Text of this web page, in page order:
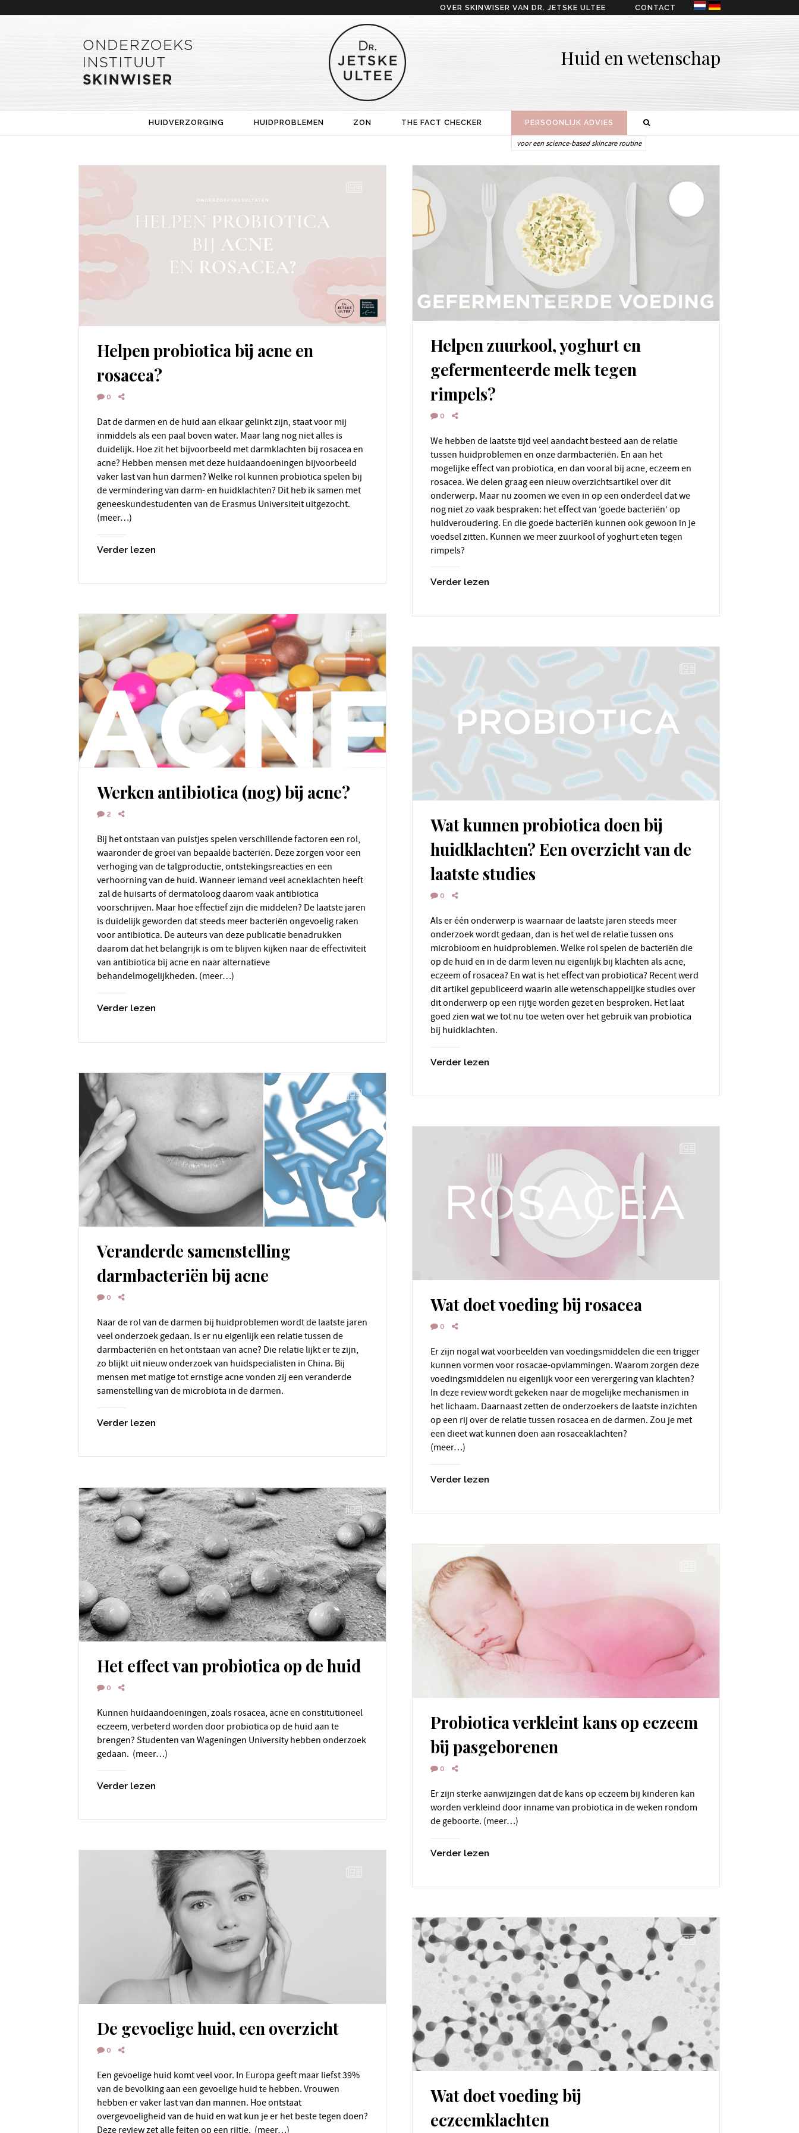
OVER SKINWISER VAN DR. JETSKE ULTEE CONTACT
Huid en wetenschap
HUIDVERZORGING HUIDPROBLEMEN ZON THE FACT CHECKER PERSOONLIJK ADVIES
Helpen probiotica bij acne en
rosacea?
0
Dat de darmen en de huid aan elkaar gelinkt zijn, staat voor mij
inmiddels als een paal boven water. Maar lang nog niet alles is
duidelijk. Hoe zit het bijvoorbeeld met darmklachten bij rosacea en
acne? Hebben mensen met deze huidaandoeningen bijvoorbeeld
vaker last van hun darmen? Welke rol kunnen probiotica spelen bij
de vermindering van darm- en huidklachten? Dit heb ik samen met
geneeskundestudenten van de Erasmus Universiteit uitgezocht.
(meer…)
Verder lezen
Helpen zuurkool, yoghurt en
gefermenteerde melk tegen
rimpels?
0
We hebben de laatste tijd veel aandacht besteed aan de relatie
tussen huidproblemen en onze darmbacteriën. En aan het
mogelijke effect van probiotica, en dan vooral bij acne, eczeem en
rosacea. We delen graag een nieuw overzichtsartikel over dit
onderwerp. Maar nu zoomen we even in op een onderdeel dat we
nog niet zo vaak bespraken: het effect van ‘goede bacteriën’ op
huidveroudering. En die goede bacteriën kunnen ook gewoon in je
voedsel zitten. Kunnen we meer zuurkool of yoghurt eten tegen
rimpels?
Verder lezen
Werken antibiotica (nog) bij acne?
2
Bij het ontstaan van puistjes spelen verschillende factoren een rol,
waaronder de groei van bepaalde bacteriën. Deze zorgen voor een
verhoging van de talgproductie, ontstekingsreacties en een
verhoorning van de huid. Wanneer iemand veel acneklachten heeft
zal de huisarts of dermatoloog daarom vaak antibiotica
voorschrijven. Maar hoe effectief zijn die middelen? De laatste jaren
is duidelijk geworden dat steeds meer bacteriën ongevoelig raken
voor antibiotica. De auteurs van deze publicatie benadrukken
daarom dat het belangrijk is om te blijven kijken naar de effectiviteit
van antibiotica bij acne en naar alternatieve
behandelmogelijkheden. (meer…)
Verder lezen
Wat kunnen probiotica doen bij
huidklachten? Een overzicht van de
laatste studies
0
Als er één onderwerp is waarnaar de laatste jaren steeds meer
onderzoek wordt gedaan, dan is het wel de relatie tussen ons
microbioom en huidproblemen. Welke rol spelen de bacteriën die
op de huid en in de darm leven nu eigenlijk bij klachten als acne,
eczeem of rosacea? En wat is het effect van probiotica? Recent werd
dit artikel gepubliceerd waarin alle wetenschappelijke studies over
dit onderwerp op een rijtje worden gezet en besproken. Het laat
goed zien wat we tot nu toe weten over het gebruik van probiotica
bij huidklachten.
Verder lezen
Veranderde samenstelling
darmbacteriën bij acne
0
Naar de rol van de darmen bij huidproblemen wordt de laatste jaren
veel onderzoek gedaan. Is er nu eigenlijk een relatie tussen de
darmbacteriën en het ontstaan van acne? Die relatie lijkt er te zijn,
zo blijkt uit nieuw onderzoek van huidspecialisten in China. Bij
mensen met matige tot ernstige acne vonden zij een veranderde
samenstelling van de microbiota in de darmen.
Verder lezen
Wat doet voeding bij rosacea
0
Er zijn nogal wat voorbeelden van voedingsmiddelen die een trigger
kunnen vormen voor rosacae-opvlammingen. Waarom zorgen deze
voedingsmiddelen nu eigenlijk voor een verergering van klachten?
In deze review wordt gekeken naar de mogelijke mechanismen in
het lichaam. Daarnaast zetten de onderzoekers de laatste inzichten
op een rij over de relatie tussen rosacea en de darmen. Zou je met
een dieet wat kunnen doen aan rosaceaklachten?
(meer…)
Verder lezen
Het effect van probiotica op de huid
0
Kunnen huidaandoeningen, zoals rosacea, acne en constitutioneel
eczeem, verbeterd worden door probiotica op de huid aan te
brengen? Studenten van Wageningen University hebben onderzoek
gedaan. (meer…)
Verder lezen
Probiotica verkleint kans op eczeem
bij pasgeborenen
0
Er zijn sterke aanwijzingen dat de kans op eczeem bij kinderen kan
worden verkleind door inname van probiotica in de weken rondom
de geboorte. (meer…)
Verder lezen
De gevoelige huid, een overzicht
0
Een gevoelige huid komt veel voor. In Europa geeft maar liefst 39%
van de bevolking aan een gevoelige huid te hebben. Vrouwen
hebben er vaker last van dan mannen. Hoe ontstaat
overgevoeligheid van de huid en wat kun je er het beste tegen doen?
Deze review zet alle feiten op een rijtje. (meer…)
Wat doet voeding bij
eczeemklachten